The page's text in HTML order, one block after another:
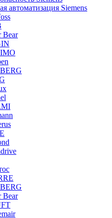
автоматизация Siemens
Bear
Bear